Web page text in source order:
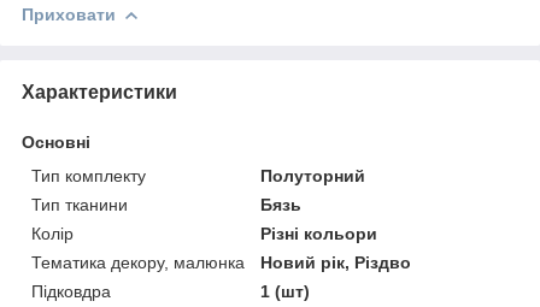
Приховати
Характеристики
Основні
Тип комплекту
Полуторний
Тип тканини
Бязь
Колір
Різні кольори
Тематика декору, малюнка
Новий рік, Різдво
Підковдра
1 (шт)